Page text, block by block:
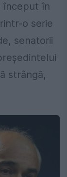
început în
o serie
senatorii
strângă,